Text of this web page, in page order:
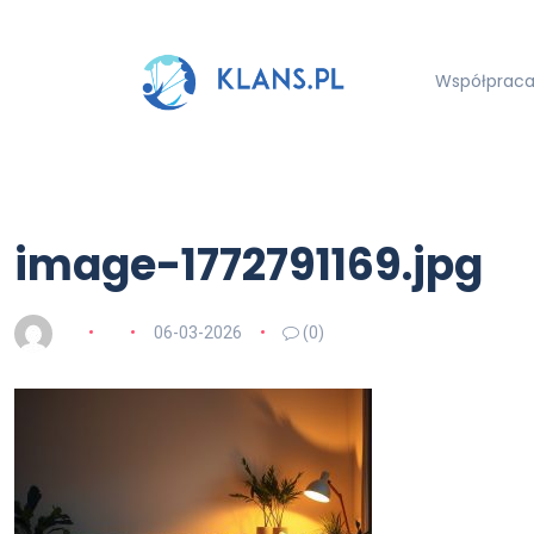
image-1772791169.jpg
06-03-2026 (0)